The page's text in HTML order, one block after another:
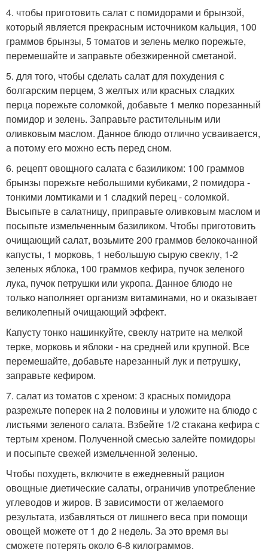
4. чтобы приготовить салат с помидорами и брынзой,
который является прекрасным источником кальция, 100
граммов брынзы, 5 томатов и зелень мелко порежьте,
перемешайте и заправьте обезжиренной сметаной.
5. для того, чтобы сделать салат для похудения с
болгарским перцем, 3 желтых или красных сладких
перца порежьте соломкой, добавьте 1 мелко порезанный
помидор и зелень. Заправьте растительным или
оливковым маслом. Данное блюдо отлично усваивается,
а потому его можно есть перед сном.
6. рецепт овощного салата с базиликом: 100 граммов
брынзы порежьте небольшими кубиками, 2 помидора -
тонкими ломтиками и 1 сладкий перец - соломкой.
Высыпьте в салатницу, приправьте оливковым маслом и
посыпьте измельченным базиликом. Чтобы приготовить
очищающий салат, возьмите 200 граммов белокочанной
капусты, 1 морковь, 1 небольшую сырую свеклу, 1-2
зеленых яблока, 100 граммов кефира, пучок зеленого
лука, пучок петрушки или укропа. Данное блюдо не
только наполняет организм витаминами, но и оказывает
великолепный очищающий эффект.
Капусту тонко нашинкуйте, свеклу натрите на мелкой
терке, морковь и яблоки - на средней или крупной. Все
перемешайте, добавьте нарезанный лук и петрушку,
заправьте кефиром.
7. салат из томатов с хреном: 3 красных помидора
разрежьте поперек на 2 половины и уложите на блюдо с
листьями зеленого салата. Взбейте 1/2 стакана кефира с
тертым хреном. Полученной смесью залейте помидоры
и посыпьте свежей измельченной зеленью.
Чтобы похудеть, включите в ежедневный рацион
овощные диетические салаты, ограничив употребление
углеводов и жиров. В зависимости от желаемого
результата, избавляться от лишнего веса при помощи
овощей можете от 1 до 2 недель. За это время вы
сможете потерять около 6-8 килограммов.